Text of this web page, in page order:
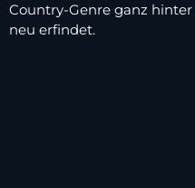
Country-Genre ganz hinter
neu erfindet.